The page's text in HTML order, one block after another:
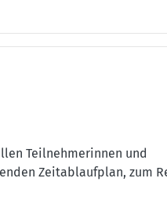
Teilnehmerinnen und
Zeitablaufplan, zum